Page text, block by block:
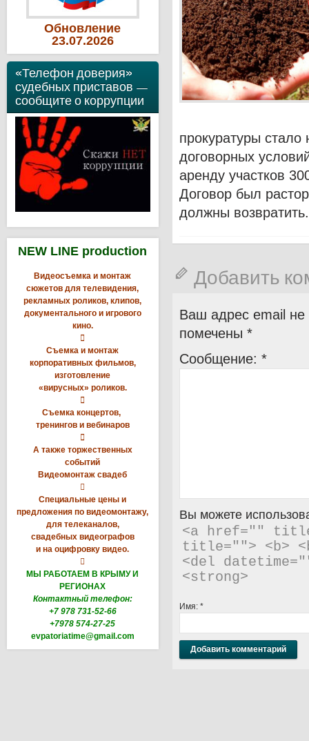
Обновление
23.07.2026
«Телефон доверия»
судебных приставов —
сообщите о коррупции
NEW LINE production
Видеосъемка и монтаж
сюжетов для телевидения,
рекламных роликов, клипов,
документального и игрового
кино.

Съемка и монтаж
корпоративных фильмов,
изготовление
«вирусных» роликов.

Съемка концертов,
тренингов и вебинаров

А также торжественных
событий
Видеомонтаж свадеб

Специальные цены и
предложения по видеомонтажу,
для телеканалов,
свадебных видеографов
и на оцифровку видео.

МЫ РАБОТАЕМ В КРЫМУ И
РЕГИОНАХ
Контактный телефон:
+7 978 731-52-66
+7978 574-27-25
evpatoriatime@gmail.com
прокуратуры
договорных
аренду участков
Договор был
должны возвратить.
Добавить
Ваш адрес email не
помечены *
Сообщение: *
Вы можете
<a href=""
title=""> <b>
<del
<strong>
Имя: *